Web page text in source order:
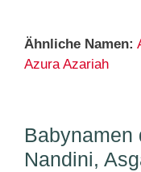
Ähnliche Namen:
Azura Azariah
Babynamen
Nandini,